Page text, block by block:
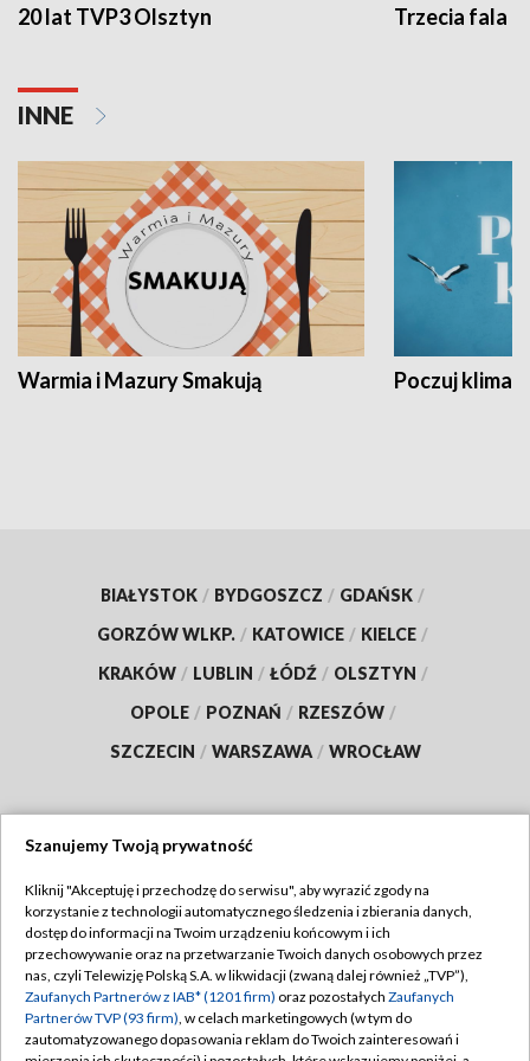
20 lat TVP3 Olsztyn Trzecia fala -
INNE
Warmia i Mazury Smakują Poczuj klimat
BIAŁYSTOK / BYDGOSZCZ / GDAŃSK /
GORZÓW WLKP. / KATOWICE / KIELCE /
KRAKÓW / LUBLIN / ŁÓDŹ / OLSZTYN /
OPOLE / POZNAŃ / RZESZÓW /
SZCZECIN / WARSZAWA / WROCŁAW
TVP
Abonament TVP
Emisja w TVP
Centrum informacji TVP
Regulamin TVP
Polityka prywatności
Moje zgody
Szanujemy Twoją prywatność
Kliknij "Akceptuję i przechodzę do serwisu", aby wyrazić zgody na
korzystanie z technologii automatycznego śledzenia i zbierania danych,
dostęp do informacji na Twoim urządzeniu końcowym i ich
przechowywanie oraz na przetwarzanie Twoich danych osobowych przez
nas, czyli Telewizję Polską S.A. w likwidacji (zwaną dalej również „TVP”),
Zaufanych Partnerów z IAB* (1201 firm) oraz pozostałych Zaufanych
Partnerów TVP (93 firm), w celach marketingowych (w tym do
zautomatyzowanego dopasowania reklam do Twoich zainteresowań i